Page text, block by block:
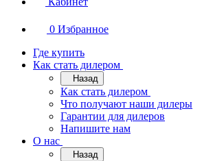
0 Избранное
Где купить
Как стать дилером
Назад
Как стать дилером
Что получают наши дилеры
Гарантии для дилеров
Напишите нам
О нас
Назад